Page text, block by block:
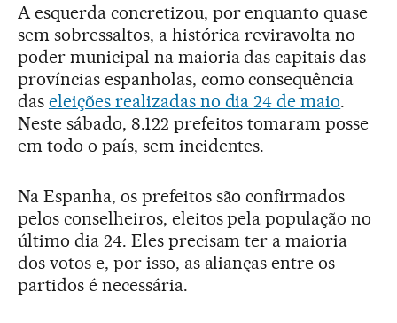
A esquerda concretizou, por enquanto quase
sem sobressaltos, a histórica reviravolta no
poder municipal na maioria das capitais das
províncias espanholas, como consequência
das eleições realizadas no dia 24 de maio.
Neste sábado, 8.122 prefeitos tomaram posse
em todo o país, sem incidentes.
Na Espanha, os prefeitos são confirmados
pelos conselheiros, eleitos pela população no
último dia 24. Eles precisam ter a maioria
dos votos e, por isso, as alianças entre os
partidos é necessária.